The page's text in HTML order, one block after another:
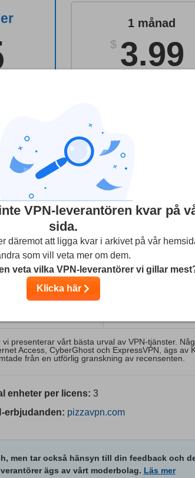
1 månad
$ 3.99
tjänsterna
Vårt betyg: 9.5
Besök sida
Vårt betyg :
presenterar vårt bästa urval av VPN-tjänster.
Access, CyberGhost och ExpressVPN, ägs av
från en utförlig granskning av recensenten.
enheter per licens: 3
erbjudanden: pizzavpn.com
men tar också hänsyn till din feedback och
ägs av vårt moderbolag. Läs mer
VPN-leverantören kvar på
sida.
däremot att ligga kvar i arkivet på vår
som vill veta mer om dem.
veta vilka VPN-leverantörer vi gillar
Klicka här